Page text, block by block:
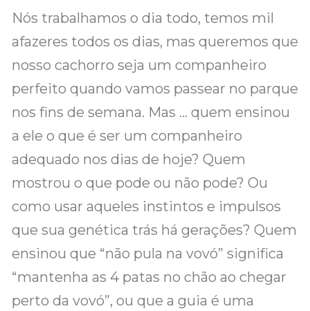
Nós trabalhamos o dia todo, temos mil
afazeres todos os dias, mas queremos que
nosso cachorro seja um companheiro
perfeito quando vamos passear no parque
nos fins de semana. Mas … quem ensinou
a ele o que é ser um companheiro
adequado nos dias de hoje? Quem
mostrou o que pode ou não pode? Ou
como usar aqueles instintos e impulsos
que sua genética trás há gerações? Quem
ensinou que “não pula na vovó” significa
“mantenha as 4 patas no chão ao chegar
perto da vovó”, ou que a guia é uma